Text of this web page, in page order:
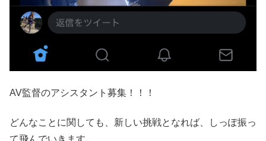
AV監督のアシスタント募集！！！
どんなことに関しても、新しい挑戦となれば、しっぽ振っ
て飛んでいきます。